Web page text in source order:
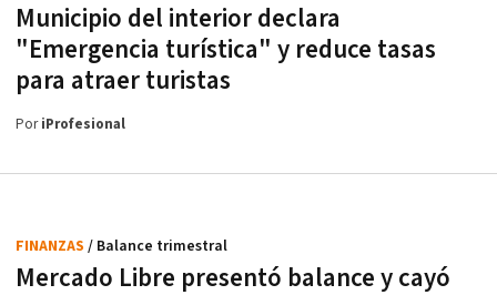
Municipio del interior declara
"Emergencia turística" y reduce tasas
para atraer turistas
PoriProfesional
Mercado Libre presentó balance y cayó
FINANZAS / Balance trimestral